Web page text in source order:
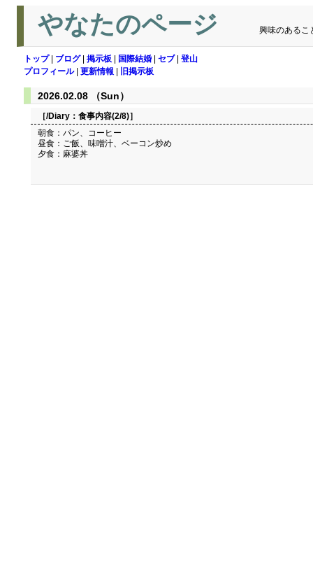
やなたのページ 興味のあるこ
トップ| ブログ| 掲示板 国際結婚 セブ| 登山
プロフィール| 更新情報 旧掲示板
2026.02.08 （Sun）
［/Diary： 食事内容(2/8)］
朝食：パン、コーヒー
昼食：ご飯、味噌汁、ベーコン炒め
夕食：麻婆丼